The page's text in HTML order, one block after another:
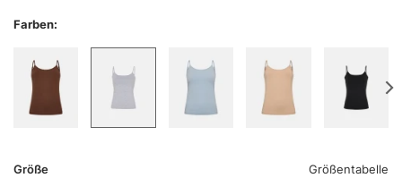
Farben:
Größe Größentabelle